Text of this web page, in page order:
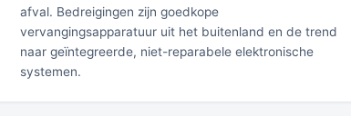
afval. Bedreigingen zijn goedkope
vervangingsapparatuur uit het buitenland en de trend
naar geïntegreerde, niet-reparabele elektronische
systemen.